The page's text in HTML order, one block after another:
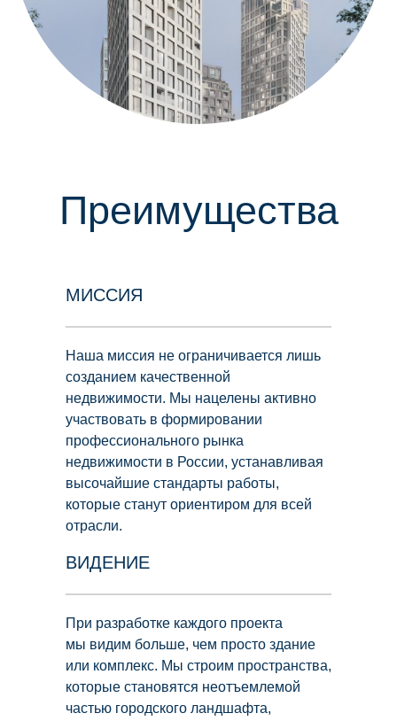
Наша миссия не ограничивается лишь
созданием качественной
недвижимости. Мы нацелены активно
участвовать в формировании
профессионального рынка
недвижимости в России, устанавливая
высочайшие стандарты работы,
которые станут ориентиром для всей
отрасли.
МИССИЯ
ВИДЕНИЕ
При разработке каждого проекта
мы видим больше, чем просто здание
или комплекс. Мы строим пространства,
которые становятся неотъемлемой
частью городского ландшафта,
Проекты